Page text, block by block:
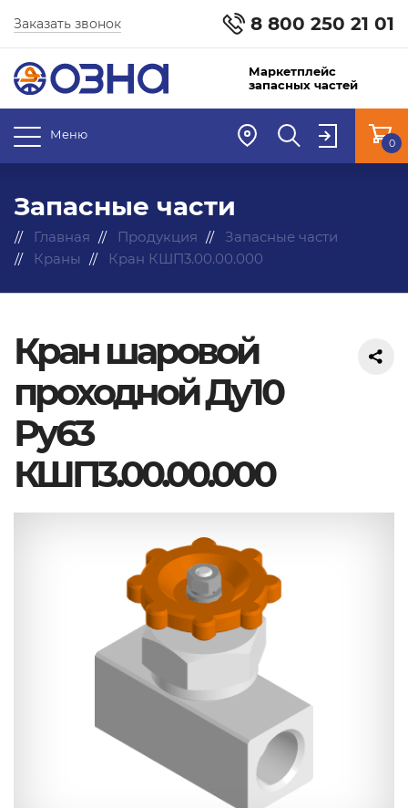
8 800 250 21 01
Заказать звонок
Маркетплейс
запасных частей
Меню
0
Запасные части
Главная Продукция
Запасные части
Краны
Кран КШП3.00.00.000
Кран шаровой
проходной Ду10
Ру63
КШП3.00.00.000